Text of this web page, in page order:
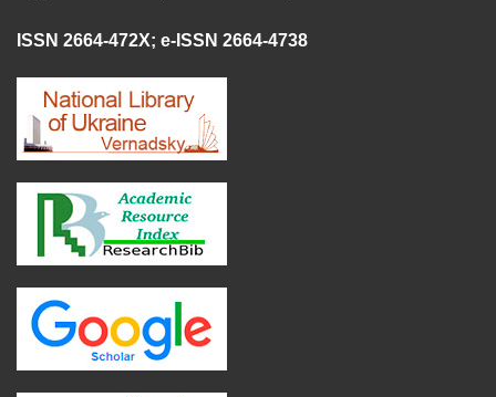
ISSN 2664-472X; e-ISSN 2664-4738